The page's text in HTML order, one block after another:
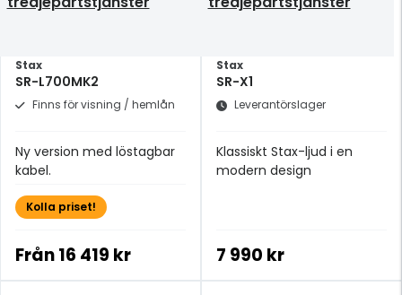
Stax
SR-L700MK2
Finns för visning / hemlån
Ny version med löstagbar
kabel.
Kolla priset!
Från16 419 kr
Stax
SR-X1
Leverantörslager
Klassiskt Stax-ljud i en
modern design
7 990 kr